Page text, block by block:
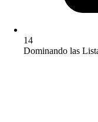
14
Dominando las